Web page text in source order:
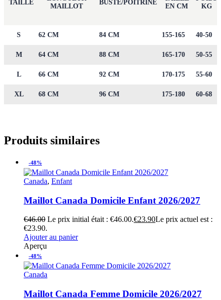
TAILLE
MAILLOT
BUSTE/POITRINE
EN CM
KG
S 62 CM 84 CM 155-165 40-50
M 64 CM 88 CM 165-170 50-55
L 66 CM 92 CM 170-175 55-60
XL 68 CM 96 CM 175-180 60-68
Produits similaires
-48%
Canada, Enfant
Maillot Canada Domicile Enfant 2026/2027
€46.00 Le prix initial était : €46.00.€23.90Le prix actuel est :
€23.90.
Ajouter au panier
Aperçu
-48%
Canada
Maillot Canada Femme Domicile 2026/2027